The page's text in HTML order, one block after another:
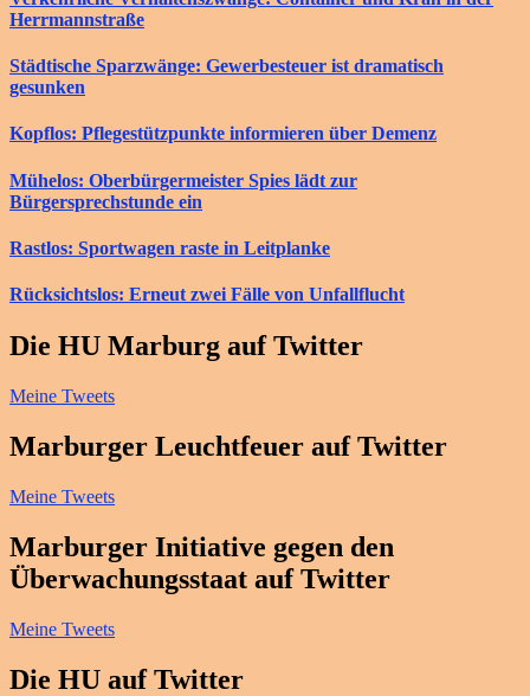
Herrmannstraße
Städtische Sparzwänge: Gewerbesteuer ist dramatisch
gesunken
Kopflos: Pflegestützpunkte informieren über Demenz
Mühelos: Oberbürgermeister Spies lädt zur
Bürgersprechstunde ein
Rastlos: Sportwagen raste in Leitplanke
Rücksichtslos: Erneut zwei Fälle von Unfallflucht
Die HU Marburg auf Twitter
Meine Tweets
Marburger Leuchtfeuer auf Twitter
Meine Tweets
Marburger Initiative gegen den
Überwachungsstaat auf Twitter
Meine Tweets
Die HU auf Twitter